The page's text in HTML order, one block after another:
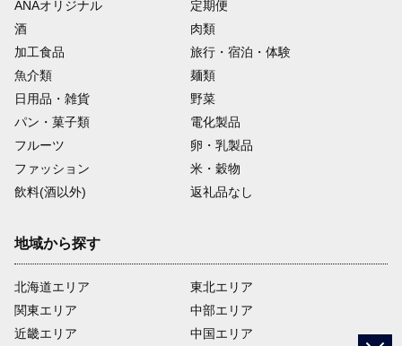
ANAオリジナル
定期便
酒
肉類
加工食品
旅行・宿泊・体験
魚介類
麺類
日用品・雑貨
野菜
パン・菓子類
電化製品
フルーツ
卵・乳製品
ファッション
米・穀物
飲料(酒以外)
返礼品なし
地域から探す
北海道エリア
関東エリア
近畿エリア
東北エリア
中部エリア
中国エリア